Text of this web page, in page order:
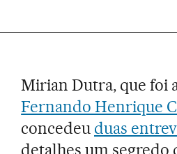
Mirian Dutra, que foi
Fernando Henrique
concedeu duas
detalhes um segredo